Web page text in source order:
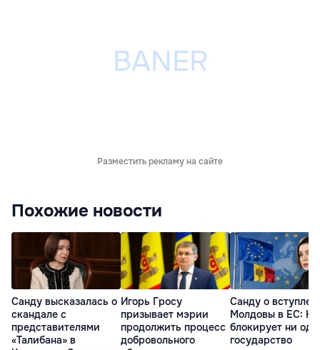
Разместить рекламу на сайте
Похожие новости
Санду высказалась о
скандале с
представителями
«Талибана» в
Игорь Гросу
призывает мэрии
продолжить процесс
добровольного
Санду о
Молдовы в ЕС:
блокирует ни
государство